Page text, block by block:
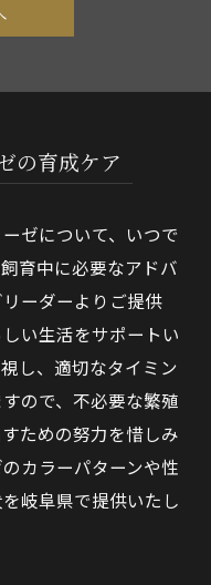
の育成ケア
ゼについて、いつで
育中に必要なアドバ
ーダーよりご提供
い生活をサポートい
し、適切なタイミン
ので、不必要な繁殖
ための努力を惜しみ
カラーパターンや性
岐阜県で提供いたし